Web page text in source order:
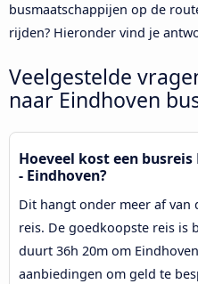
busmaatschappijen op de
rijden? Hieronder vind je
Veelgestelde
naar Eindhoven
Hoeveel kost een busreis
- Eindhoven?
Dit hangt onder meer af van
reis. De goedkoopste reis is
duurt 36h 20m om
aanbiedingen om geld te